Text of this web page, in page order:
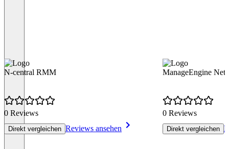
N-central RMM
0 Reviews
Direkt vergleichen Reviews ansehen
ManageEngine
0 Reviews
Direkt vergleichen